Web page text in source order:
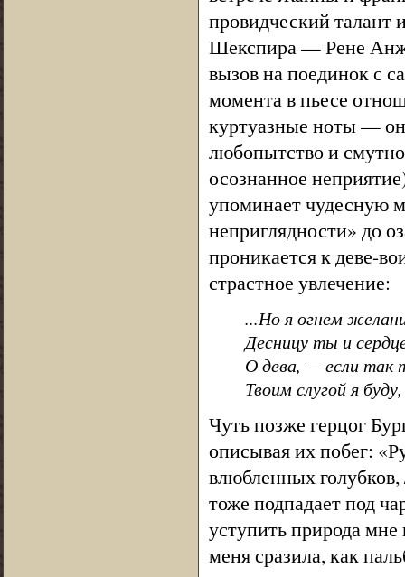
провидческий талант
Шекспира — Рене
вызов на поединок с
момента в пьесе
куртуазные ноты —
любопытство и
осознанное
упоминает чудесную
неприглядности» до
проникается к деве-
страстное увлечение:
...Но я огнем
Десницу ты и
О дева, — если так
Твоим слугой я
Чуть позже герцог
описывая их побег:
влюбленных
тоже подпадает под
уступить природа
меня сразила, как